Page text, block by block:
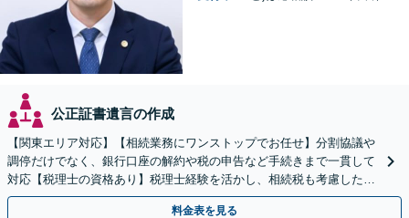
公正証書遺言の作成
【関東エリア対応】【相続業務にワンストップでお任せ】分割協議や
調停だけでなく、銀行口座の解約や税の申告など手続きまで一貫して
対応【税理士の資格あり】税理士経験を活かし、相続税も考慮した相
続手続きもお任せください【初回相談無料】生前贈与も対応
料金表を見る